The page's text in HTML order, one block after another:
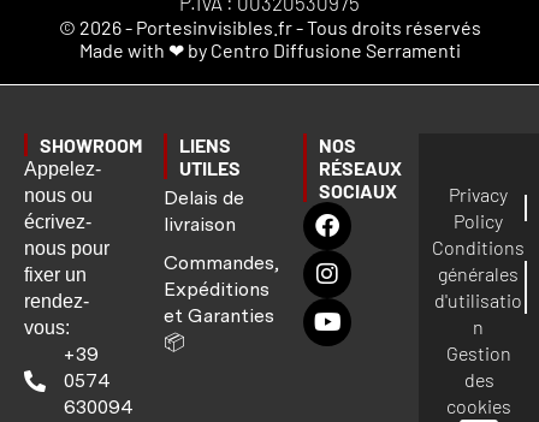
© 2026 - Portesinvisibles.fr - Tous droits réservés
Made with ❤ by Centro Diffusione Serramenti
SHOWROOM
Appelez-
nous ou
écrivez-
nous pour
fixer un
rendez-
vous:
+39
0574
630094
LIENS
UTILES
Delais de
livraison
Commandes,
Expéditions
et Garanties
📦
NOS
RÉSEAUX
SOCIAUX
Privacy
Policy
Conditions
générales
d'utilisatio
n
Gestion
des
cookies